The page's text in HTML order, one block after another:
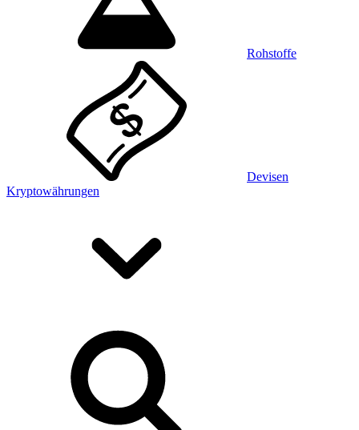
Rohstoffe
Devisen
Kryptowährungen